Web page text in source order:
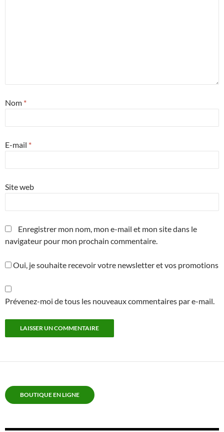
Nom *
E-mail *
Site web
Enregistrer mon nom, mon e-mail et mon site dans le
navigateur pour mon prochain commentaire.
Oui, je souhaite recevoir votre newsletter et vos promotions
Prévenez-moi de tous les nouveaux commentaires par e-mail.
BOUTIQUE EN LIGNE